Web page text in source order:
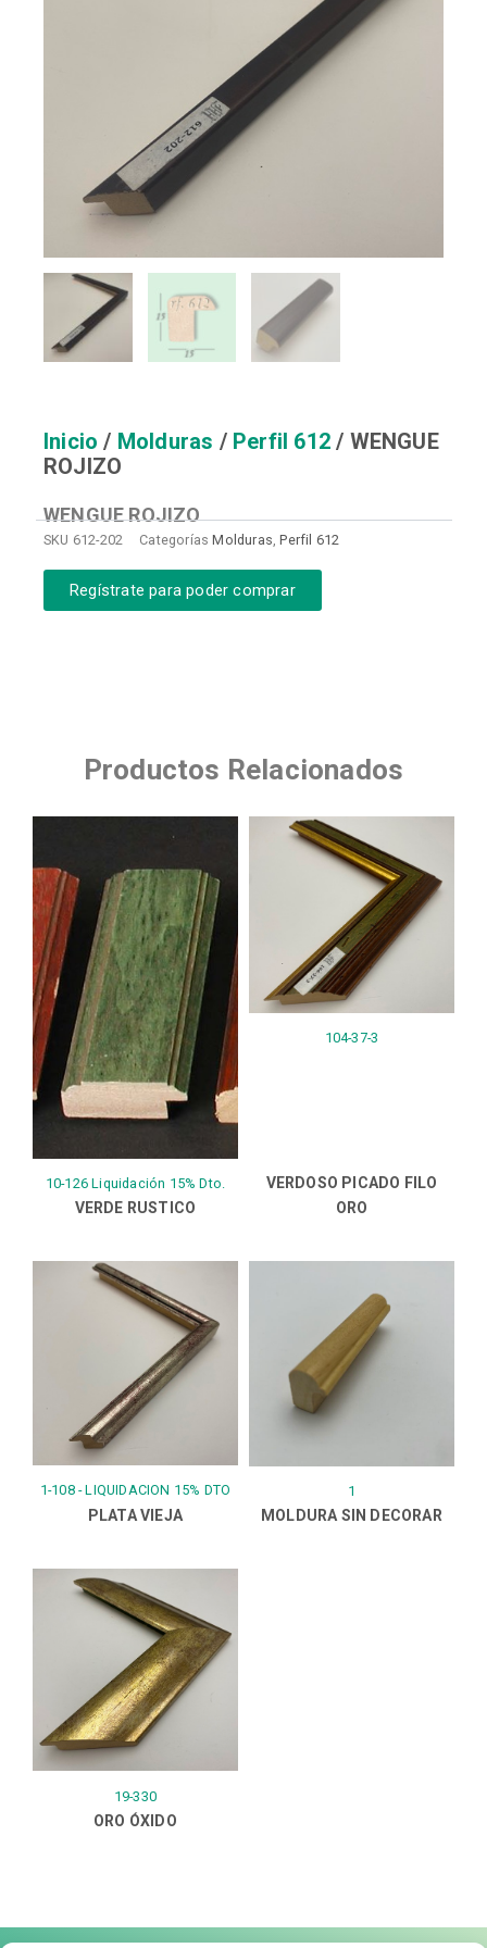
Inicio / Molduras / Perfil 612 / WENGUE
ROJIZO
WENGUE ROJIZO
SKU 612-202 Categorías Molduras,Perfil 612
Regístrate para poder comprar
Productos Relacionados
10-126 Liquidación 15% Dto.
VERDE RUSTICO
104-37-3
VERDOSO PICADO FILO
ORO
1-108 - LIQUIDACION 15% DTO
PLATA VIEJA
1
MOLDURA SIN DECORAR
19-330
ORO ÓXIDO